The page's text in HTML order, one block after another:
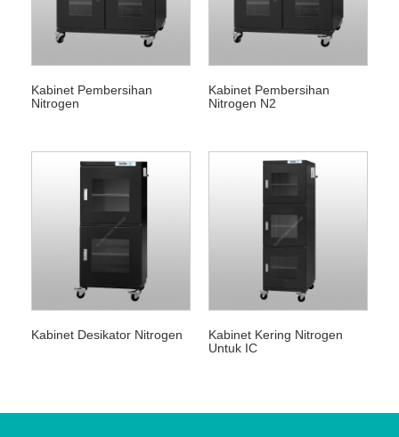
Kabinet Pembersihan
Nitrogen
Kabinet Pembersihan
Nitrogen N2
Kabinet Desikator Nitrogen
Kabinet Kering Nitrogen
Untuk IC